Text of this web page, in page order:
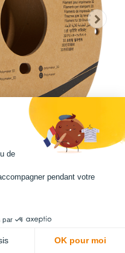
en format 1kg.
de
pendant votre
par
OK pour moi